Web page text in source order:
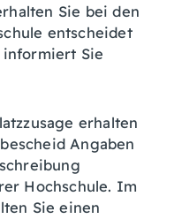
Sie bei den
entscheidet
informiert Sie
erhalten
Angaben
Hochschule. Im
Sie einen